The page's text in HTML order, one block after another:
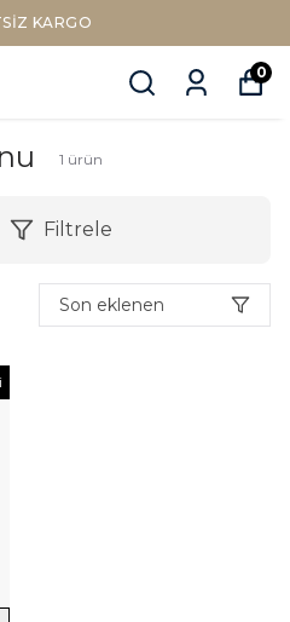
KARGO
0
1 ürün
Filtrele
Son eklenen